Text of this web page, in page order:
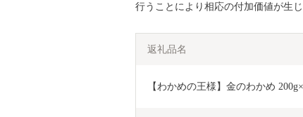
行うことにより相応の付加価値が生
返礼品名
【わかめの王様】金のわかめ